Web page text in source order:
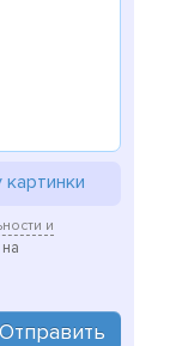
и
Отправить